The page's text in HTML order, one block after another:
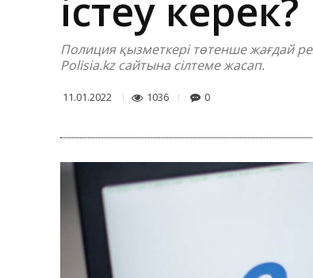
істеу керек?
Полиция қызметкері төтенше жағдай
Polisia.kz сайтына сілтеме жасап.
11.01.2022 1036 0